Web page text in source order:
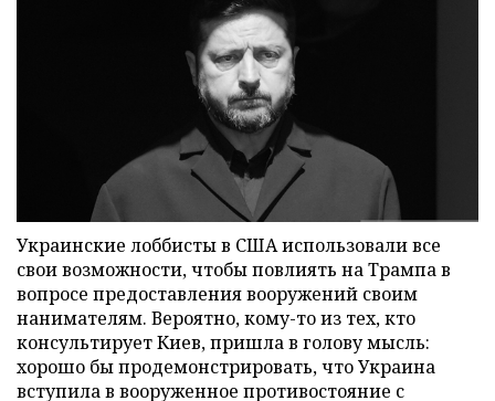
Украинские лоббисты в США использовали все
свои возможности, чтобы повлиять на Трампа в
вопросе предоставления вооружений своим
нанимателям. Вероятно, кому-то из тех, кто
консультирует Киев, пришла в голову мысль:
хорошо бы продемонстрировать, что Украина
вступила в вооруженное противостояние с